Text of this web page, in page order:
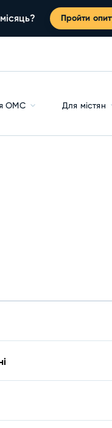
Пройти
ОМС Для містян